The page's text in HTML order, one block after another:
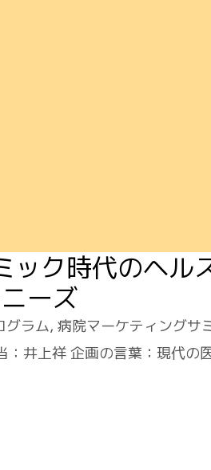
ク時代のヘル
ーズ
ラム, 病院マーケティングサ
井上祥 企画の言葉：現代の